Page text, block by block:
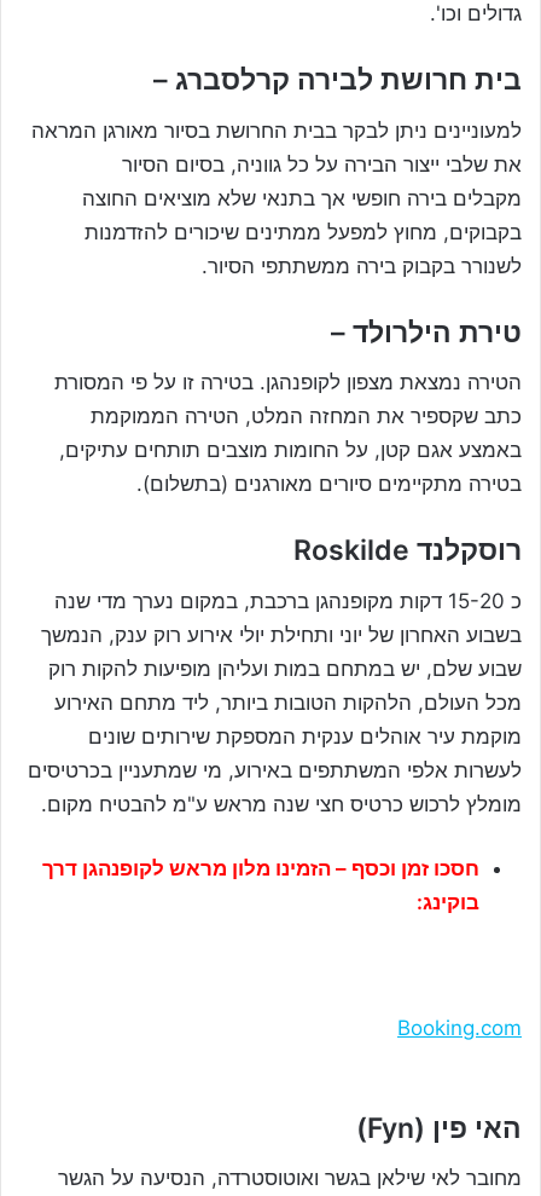
גדולים וכו'.
בית חרושת לבירה קרלסברג –
למעוניינים ניתן לבקר בבית החרושת בסיור מאורגן המראה
את שלבי ייצור הבירה על כל גווניה, בסיום הסיור
מקבלים בירה חופשי אך בתנאי שלא מוציאים החוצה
בקבוקים, מחוץ למפעל ממתינים שיכורים להזדמנות
לשנורר בקבוק בירה ממשתתפי הסיור.
טירת הילרולד –
הטירה נמצאת מצפון לקופנהגן. בטירה זו על פי המסורת
כתב שקספיר את המחזה המלט, הטירה הממוקמת
באמצע אגם קטן, על החומות מוצבים תותחים עתיקים,
בטירה מתקיימים סיורים מאורגנים (בתשלום).
רוסקלנד Roskilde
כ 15-20 דקות מקופנהגן ברכבת, במקום נערך מדי שנה
בשבוע האחרון של יוני ותחילת יולי אירוע רוק ענק, הנמשך
שבוע שלם, יש במתחם במות ועליהן מופיעות להקות רוק
מכל העולם, הלהקות הטובות ביותר, ליד מתחם האירוע
מוקמת עיר אוהלים ענקית המספקת שירותים שונים
לעשרות אלפי המשתתפים באירוע, מי שמתעניין בכרטיסים
מומלץ לרכוש כרטיס חצי שנה מראש ע"מ להבטיח מקום.
חסכו זמן וכסף – הזמינו מלון מראש לקופנהגן דרך
בוקינג:
Booking.com
האי פין (Fyn)
מחובר לאי שילאן בגשר ואוטוסטרדה, הנסיעה על הגשר